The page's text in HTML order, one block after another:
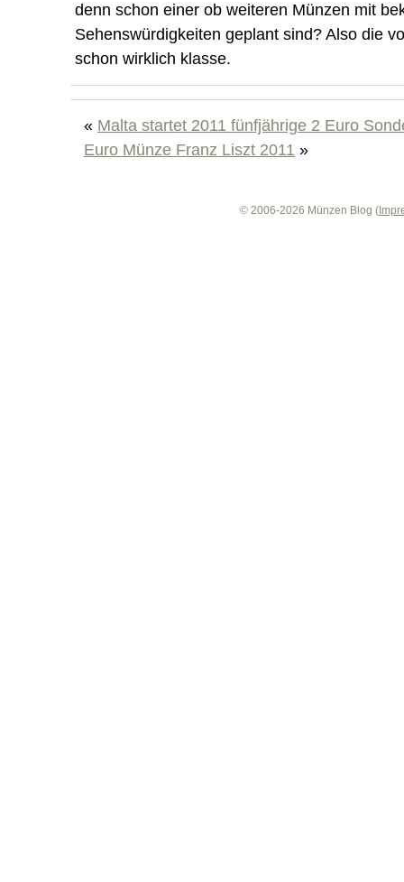
denn schon einer ob weiteren Münzen mit
Sehenswürdigkeiten geplant sind? Also die
schon wirklich klasse.
« Malta startet 2011 fünfjährige 2 Euro
Euro Münze Franz Liszt 2011 »
© 2006-2026 Münzen Blog (